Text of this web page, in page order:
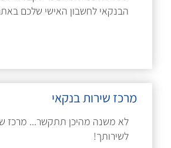
הבנקאי לחשבון האישי שלכם
מרכז שירות בנקאי
לא משנה מהיכן תתקשר... מרכז
לשירותך!